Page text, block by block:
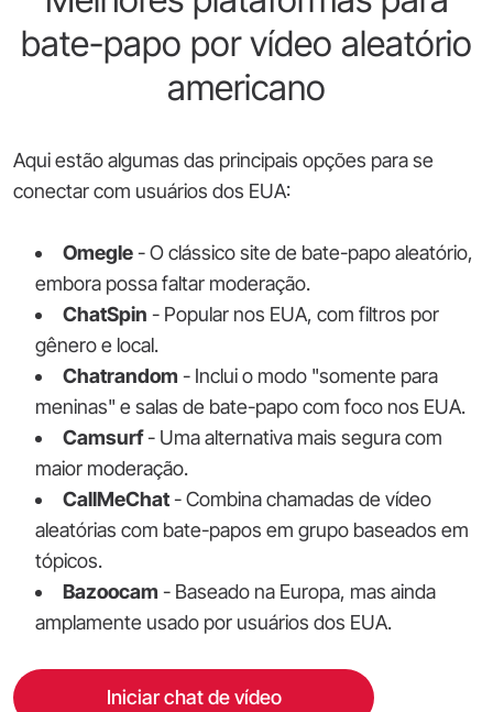
bate-papo por vídeo aleatório
americano
Aqui estão algumas das principais opções para se
conectar com usuários dos EUA:
Omegle- O clássico site de bate-papo aleatório,
embora possa faltar moderação.
ChatSpin - Popular nos EUA, com filtros por
gênero e local.
Chatrandom - Inclui o modo "somente para
meninas" e salas de bate-papo com foco nos EUA.
Camsurf- Uma alternativa mais segura com
maior moderação.
CallMeChat- Combina chamadas de vídeo
aleatórias com bate-papos em grupo baseados em
tópicos.
Bazoocam - Baseado na Europa, mas ainda
amplamente usado por usuários dos EUA.
Iniciar chat de vídeo